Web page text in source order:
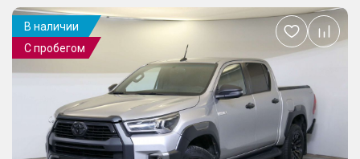
В наличии
С пробегом
Добавить
в